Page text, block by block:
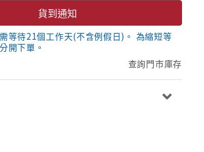
貨到通知
等待21個工作天(不含例假日)。 為縮短等
開下單。
查詢門市庫存